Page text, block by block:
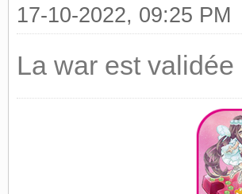
17-10-2022, 09:25 PM
La war est validée